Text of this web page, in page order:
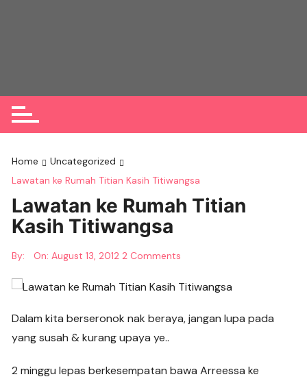
Home
Uncategorized
Lawatan ke Rumah Titian Kasih Titiwangsa
Lawatan ke Rumah Titian
Kasih Titiwangsa
By: On:August 13, 2012 2 Comments
Dalam kita berseronok nak beraya, jangan lupa pada
yang susah & kurang upaya ye..
2 minggu lepas berkesempatan bawa Arreessa ke